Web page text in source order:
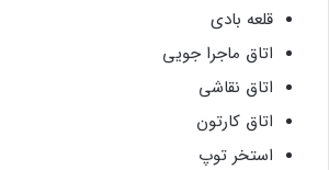
قلعه بادی
اتاق ماجرا جویی
اتاق نقاشی
اتاق کارتون
استخر توپ